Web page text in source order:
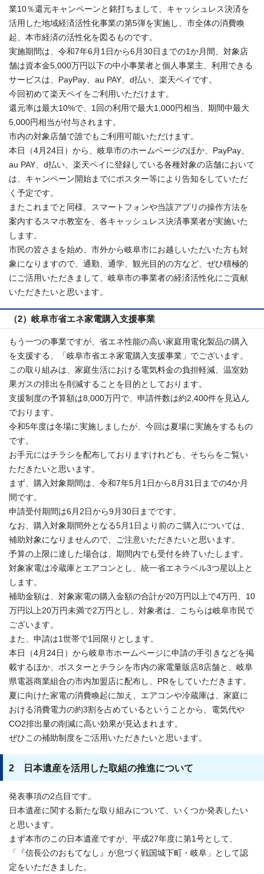
業10％還元キャンペーンと銘打ちまして、キャッシュレス決済を
活用した地域経済活性化事業の第5弾を実施し、市全体の消費喚
起、本市経済の活性化を図るものです。
実施期間は、令和7年6月1日から6月30日までの1か月間、対象店
舗は資本金5,000万円以下の中小事業者と個人事業主、利用できる
サービスは、PayPay、au PAY、d払い、楽天ペイです。
今回初めて楽天ペイをご利用いただけます。
還元率は最大10%で、1回の利用で最大1,000円相当、期間中最大
5,000円相当が付与されます。
市内の対象店舗で誰でもご利用可能いただけます。
本日（4月24日）から、岐阜市のホームページのほか、PayPay、
au PAY、d払い、楽天ペイに登録している各種対象の店舗において
は、キャンペーン開始までにポスター等により告知をしていただ
く予定です。
またこれまでと同様、スマートフォンや当該アプリの操作方法を
案内するスマホ教室を、各キャッシュレス決済事業者が実施いた
します。
市民の皆さまを始め、市外から岐阜市にお越しいただいた方も対
象になりますので、通勤、通学、観光目的の方など、ぜひ積極的
にご活用いただきまして、岐阜市の事業者の経済活性化にご貢献
いただきたいと思います。
（2）岐阜市省エネ家電購入支援事業
もう一つの事業ですが、省エネ性能の高い家庭用電化製品の購入
を支援する、「岐阜市省エネ家電購入支援事業」でございます。
この取り組みは、家庭生活における電気料金の負担軽減、温室効
果ガスの排出を削減することを目的としております。
支援制度の予算額は8,000万円で、申請件数は約2,400件を見込ん
でおります。
令和5年度は冬場に実施しましたが、今回は夏場に実施をするもの
です。
お手元にはチラシを配布しておりますけれども、そちらをご覧い
ただきたいと思います。
まず、購入対象期間は、令和7年5月1日から8月31日までの4か月
間です。
申請受付期間は6月2日から9月30日までです。
なお、購入対象期間外となる5月1日より前のご購入については、
補助対象になりませんので、ご注意いただきたいと思います。
予算の上限に達した場合は、期間内でも受付を終了いたします。
対象家電は冷蔵庫とエアコンとし、統一省エネラベル3つ星以上と
します。
補助金額は、対象家電の購入金額の合計が20万円以上で4万円、10
万円以上20万円未満で2万円とし、対象者は、こちらは岐阜市民で
ございます。
また、申請は1世帯で1回限りとします。
本日（4月24日）から岐阜市ホームページに申請の手引きなどを掲
載するほか、ポスターとチラシを市内の家電量販店8店舗と、岐阜
県電器商業組合の市内加盟店に配布し、PRをしていただきます。
夏に向けた家電の消費喚起に加え、エアコンや冷蔵庫は、家庭に
おける消費電力の約3割を占めているということから、電気代や
CO2排出量の削減に高い効果が見込まれます。
ぜひこの補助制度をご活用いただきたいと思います。
2 日本遺産を活用した取組の推進について
発表事項の2点目です。
日本遺産に関する新たな取り組みについて、いくつか発表したい
と思います。
まず本市のこの日本遺産ですが、平成27年度に第1号として、
「『信長公のおもてなし』が息づく戦国城下町・岐阜」として認
定をいただきました。